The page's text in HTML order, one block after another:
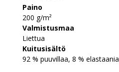
Paino
200 g/m²
Valmistusmaa
Liettua
Kuitusisältö
92 % puuvillaa, 8 % elastaania